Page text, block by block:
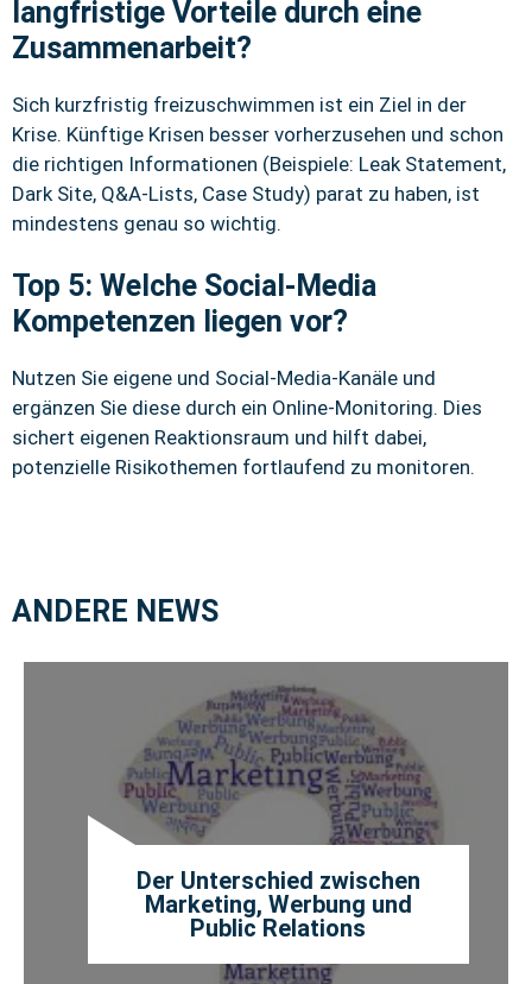
langfristige Vorteile durch eine
Zusammenarbeit?
Sich kurzfristig freizuschwimmen ist ein Ziel in der
Krise. Künftige Krisen besser vorherzusehen und schon
die richtigen Informationen (Beispiele: Leak Statement,
Dark Site, Q&A-Lists, Case Study) parat zu haben, ist
mindestens genau so wichtig.
Top 5: Welche Social-Media
Kompetenzen liegen vor?
Nutzen Sie eigene und Social-Media-Kanäle und
ergänzen Sie diese durch ein Online-Monitoring. Dies
sichert eigenen Reaktionsraum und hilft dabei,
potenzielle Risikothemen fortlaufend zu monitoren.
ANDERE NEWS
Der Unterschied zwischen
Marketing, Werbung und
Public Relations